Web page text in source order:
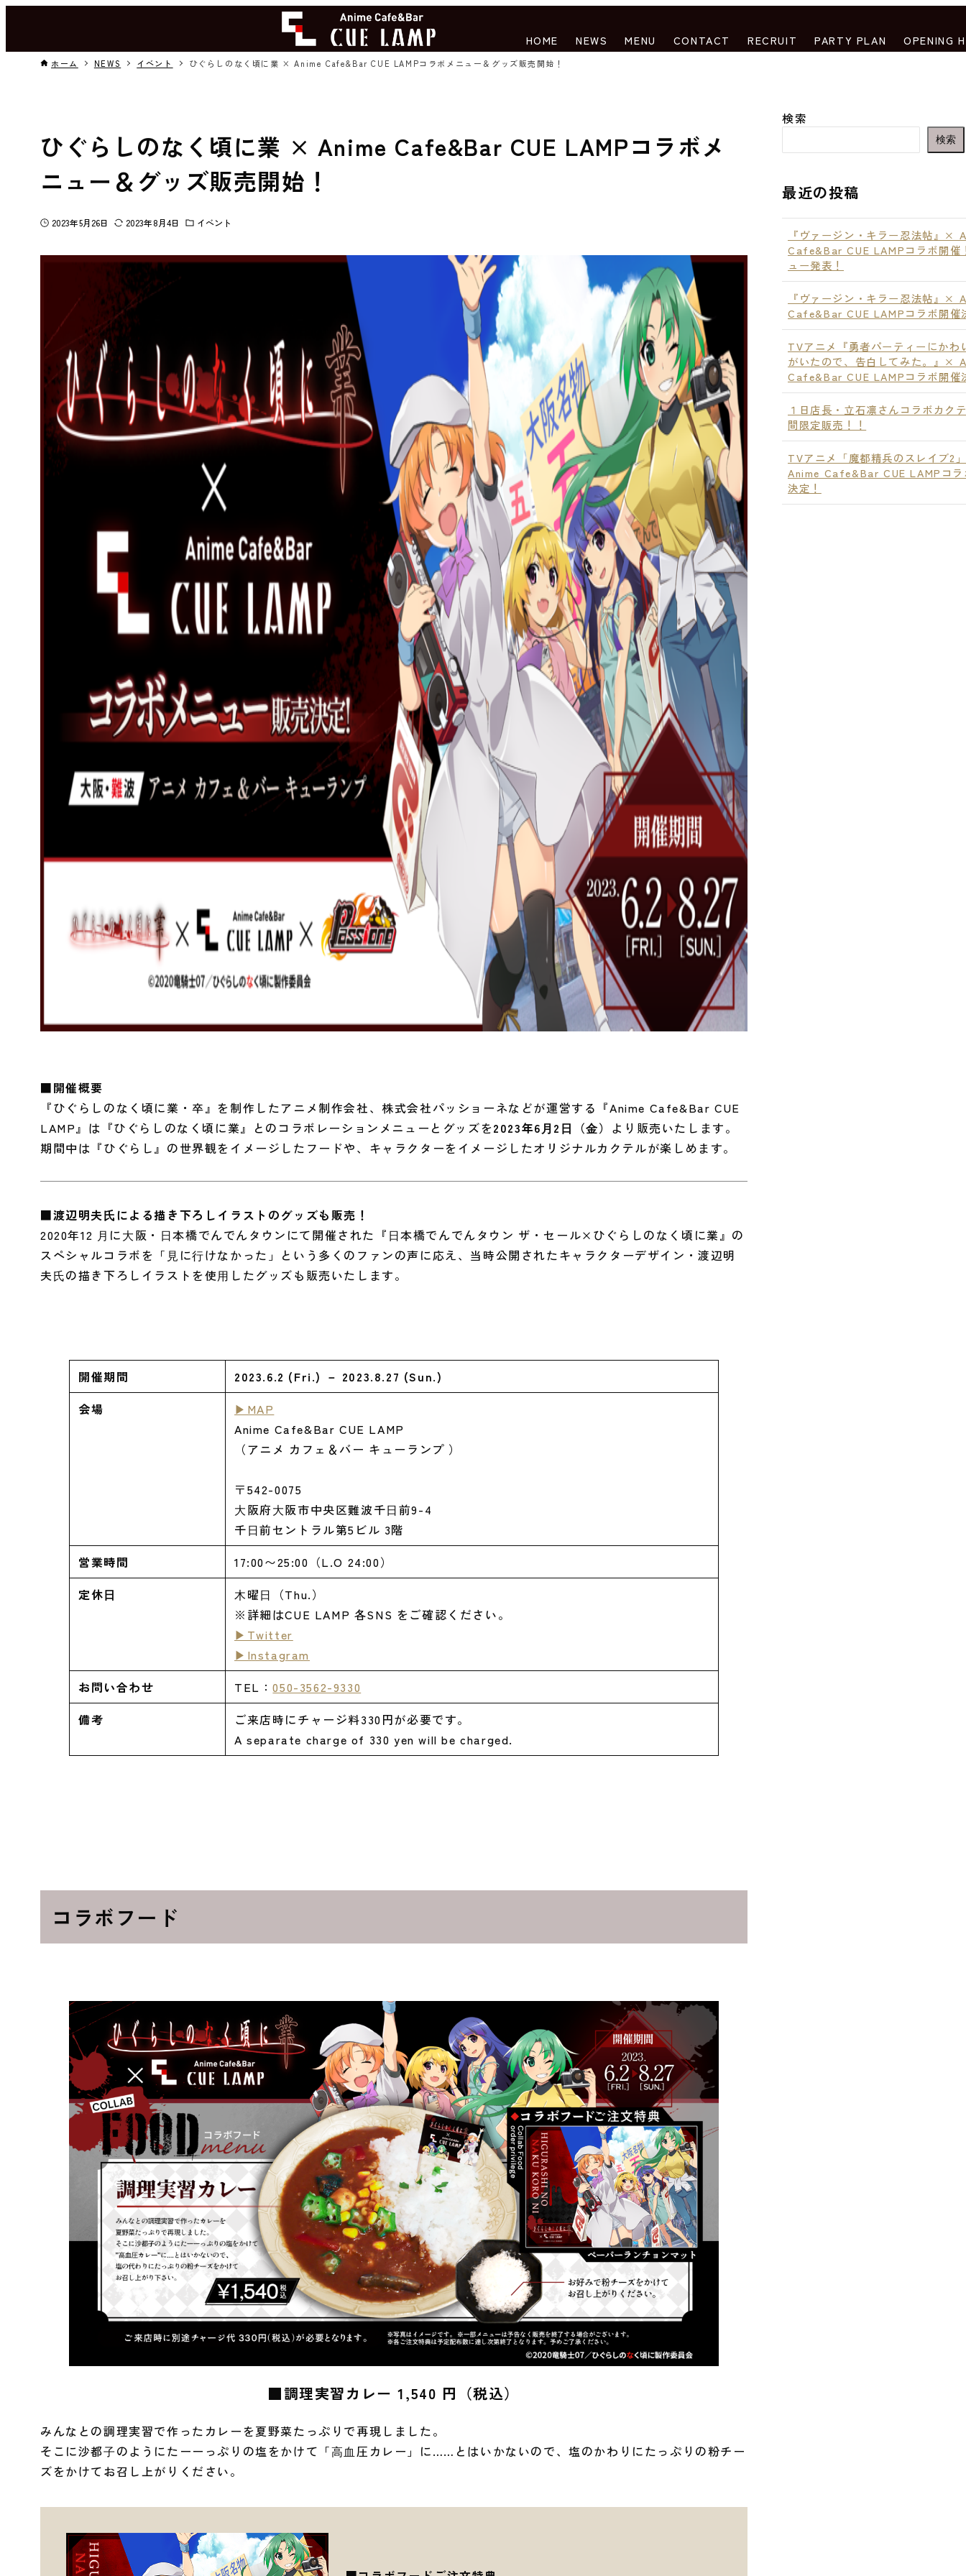
HOME NEWS MENU CONTACT RECRUIT PARTY PLAN OPENING
ホーム NEWS イベント ひぐらしのなく頃に業 × Anime Cafe&Bar CUE LAMPコラボメニュー＆グッズ販売開始！
ひぐらしのなく頃に業 × Anime Cafe&Bar CUE LAMPコラボメ
ニュー＆グッズ販売開始！
2023年5月26日 2023年8月4日 イベント
■開催概要
『ひぐらしのなく頃に業・卒』を制作したアニメ制作会社、株式会社パッショーネなどが運営する『Anime Cafe&Bar CUE
LAMP』は『ひぐらしのなく頃に業』とのコラボレーションメニューとグッズを2023年6⽉2⽇（⾦） より販売いたします。
期間中は『ひぐらし』の世界観をイメージしたフードや、キャラクターをイメージしたオリジナルカクテルが楽しめます。
■渡辺明夫⽒による描き下ろしイラストのグッズも販売！
2020年12 ⽉に⼤阪・⽇本橋でんでんタウンにて開催された『⽇本橋でんでんタウン ザ・セール×ひぐらしのなく頃に業』の
スペシャルコラボを「⾒に⾏けなかった」という多くのファンの声に応え、当時公開されたキャラクターデザイン・渡辺明
夫⽒の描き下ろしイラストを使⽤したグッズも販売いたします。
開催期間 2023.6.2 (Fri.) － 2023.8.27 (Sun.)
会場
▶MAP
Anime Cafe&Bar CUE LAMP
（アニメ カフェ＆バー キューランプ ）
〒542-0075
⼤阪府⼤阪市中央区難波千⽇前9-4
千⽇前セントラル第5ビル 3階
営業時間
17:00〜25:00（L.O 24:00）
定休⽇
⽊曜⽇（Thu.）
※詳細はCUE LAMP 各SNS をご確認ください。
▶Twitter
▶Instagram
お問い合わせ
TEL：050-3562-9330
備考
ご来店時にチャージ料330円が必要です。
A separate charge of 330 yen will be charged.
コラボフード
■調理実習カレー 1,540 円（税込）
みんなとの調理実習で作ったカレーを夏野菜たっぷりで再現しました。
そこに沙都⼦のようにたーーっぷりの塩をかけて「⾼⾎圧カレー」に……とはいかないので、塩のかわりにたっぷりの粉チー
ズをかけてお召し上がりください。
検索
検索
最近の投稿
『ヴァージン・キラー忍法帖』×
Cafe&Bar CUE LAMPコラボ開催
ュー発表！
『ヴァージン・キラー忍法帖』×
Cafe&Bar CUE LAMPコラボ開催
TVアニメ『勇者パーティーにかわ
がいたので、告白してみた。』×
Cafe&Bar CUE LAMPコラボ開催
１日店長・立石凛さんコラボカク
間限定販売！！
TVアニメ「魔都精兵のスレイブ2
Anime Cafe&Bar CUE LAMPコラ
決定！